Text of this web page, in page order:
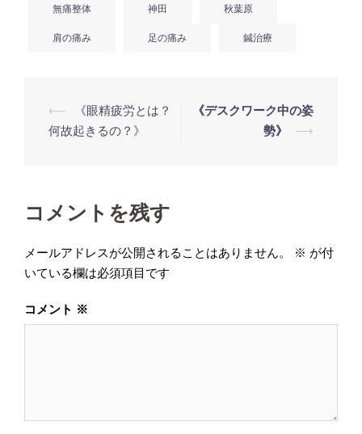
無痛整体 神田 秋葉原
肩の痛み 足の痛み 鍼治療
投
稿
ゲ
シ
ョ
ン
⟵
《眼精疲労とは？
何故起きるの？》
《デスクワーク中の姿
勢》
⟶
コメントを残す
メールアドレスが公開されることはありません。 ※ が付
いている欄は必須項目です
コメント ※